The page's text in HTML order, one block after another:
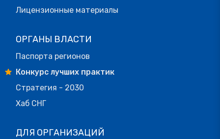
Лицензионные материалы
ОРГАНЫ ВЛАСТИ
Паспорта регионов
Конкурс лучших практик
Стратегия - 2030
Хаб СНГ
ДЛЯ ОРГАНИЗАЦИЙ